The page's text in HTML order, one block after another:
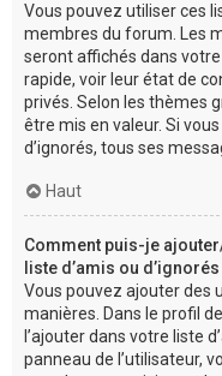
Vous pouvez utiliser ces
membres du forum. Les
seront affichés dans
rapide, voir leur état de
privés. Selon les thèmes
être mis en valeur. Si
d’ignorés, tous ses
Haut
Comment puis-je
liste d’amis ou d’ignorés
Vous pouvez ajouter des
manières. Dans le profil
l’ajouter dans votre liste
panneau de l’utilisateur,